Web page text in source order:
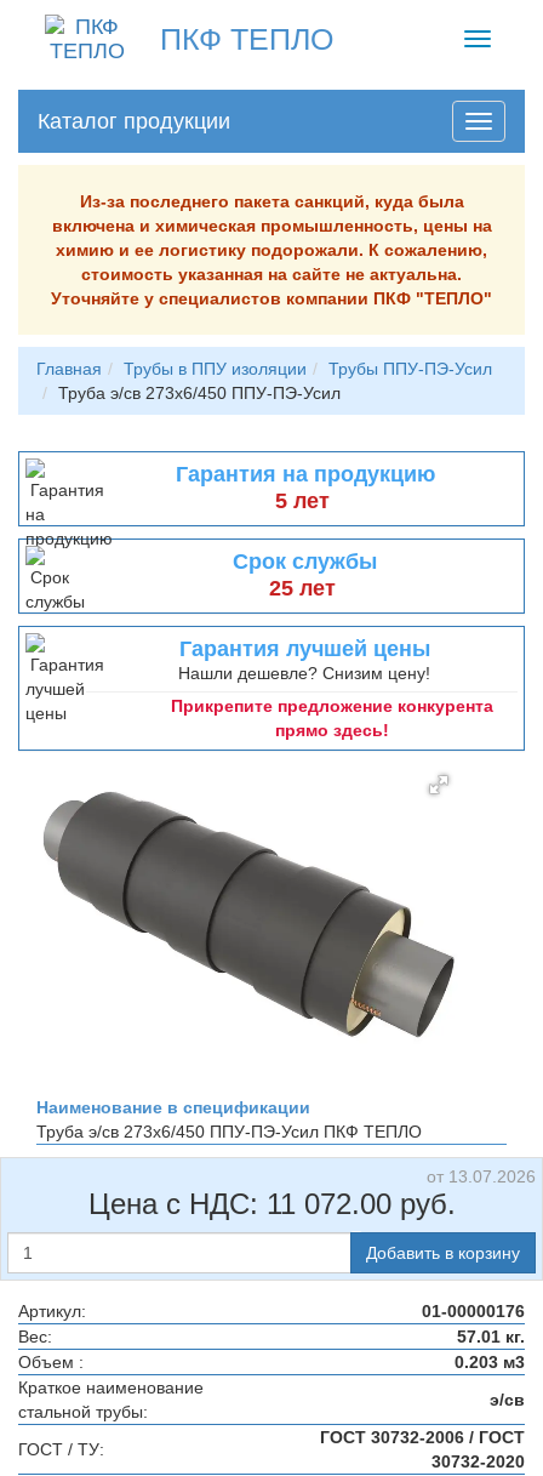
ПКФ ТЕПЛО
Toggle
Каталог продукции
Из-за последнего пакета санкций, куда была
включена и химическая промышленность, цены на
химию и ее логистику подорожали. К сожалению,
стоимость указанная на сайте не актуальна.
Уточняйте у специалистов компании ПКФ "ТЕПЛО"
Главная Трубы в ППУ изоляции
Трубы ППУ-ПЭ-Усил
Труба э/св 273х6/450 ППУ-ПЭ-Усил
Гарантия на продукцию
5 лет
Срок службы
25 лет
Гарантия лучшей цены
Нашли дешевле? Снизим цену!
Прикрепите предложение конкурента
прямо здесь!
Наименование в спецификации
Труба э/св 273х6/450 ППУ-ПЭ-Усил ПКФ ТЕПЛО
от 13.07.2026
Цена с НДС: 11 072.00руб.
Добавить в корзину
Артикул:
01-00000176
Вес:
57.01 кг.
Объем :
0.203 м3
Краткое наименование
стальной трубы:
э/св
ГОСТ / ТУ:
ГОСТ 30732-2006 / ГОСТ
30732-2020